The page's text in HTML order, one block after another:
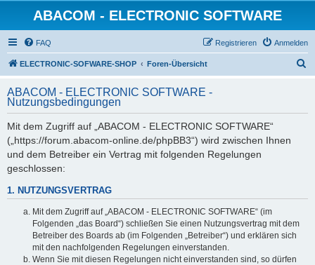
ABACOM - ELECTRONIC SOFTWARE
FAQ Anmelden
Registrieren
ELECTRONIC-SOFWARE-SHOP Foren-Übersicht
h
ABACOM - ELECTRONIC SOFTWARE -
Nutzungsbedingungen
Mit dem Zugriff auf „ABACOM - ELECTRONIC SOFTWARE“
(„https://forum.abacom-online.de/phpBB3“) wird zwischen Ihnen
und dem Betreiber ein Vertrag mit folgenden Regelungen
geschlossen:
1. NUTZUNGSVERTRAG
Mit dem Zugriff auf „ABACOM - ELECTRONIC SOFTWARE“ (im
Folgenden „das Board“) schließen Sie einen Nutzungsvertrag mit dem
Betreiber des Boards ab (im Folgenden „Betreiber“) und erklären sich
mit den nachfolgenden Regelungen einverstanden.
Wenn Sie mit diesen Regelungen nicht einverstanden sind, so dürfen